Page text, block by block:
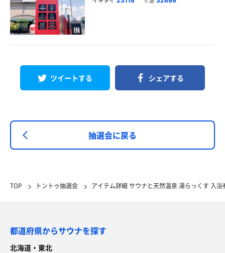
ツイートする シェアする
抽選会に戻る
TOP トントゥ抽選会 アイテム詳細 サウナと天然温泉 湯らっくす 入浴
都道府県からサウナを探す
北海道・東北